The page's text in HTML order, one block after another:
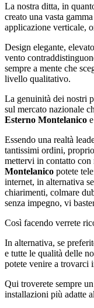
La nostra ditta, in
creato una vasta
applicazione verticale,
Design elegante,
vento
sempre a mente che
livello qualitativo.
La genuinità dei nostri
sul mercato nazionale
Esterno Montelanico
Essendo una realtà
tantissimi ordini,
mettervi in contatto
Montelanico potete
internet, in alternativa
chiarimenti, colmare
senza impegno, vi
Così facendo verrete
In alternativa, se
e tutte le qualità delle
potete venire a trovarci
Qui troverete sempre
installazioni più adatte